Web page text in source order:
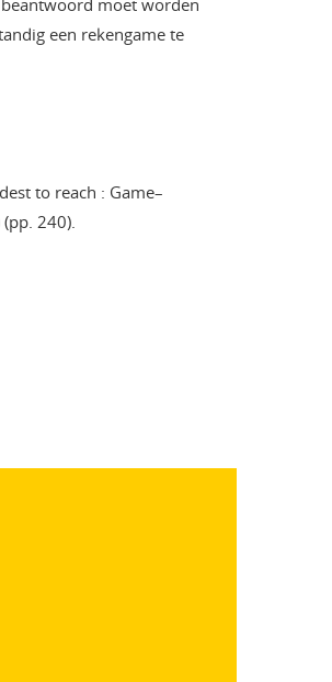
moet worden
een rekengame te
to reach : Game–
(pp. 240).